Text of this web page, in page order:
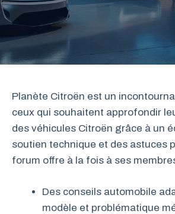
Planète Citroën est un
ceux qui souhaitent approfondir
des véhicules Citroën grâce à un
soutien technique et des astuces
forum offre à la fois à ses
Des conseils automobile
modèle et problématique